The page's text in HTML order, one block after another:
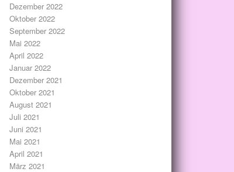
Dezember 2022
Oktober 2022
September 2022
Mai 2022
April 2022
Januar 2022
Dezember 2021
Oktober 2021
August 2021
Juli 2021
Juni 2021
Mai 2021
April 2021
März 2021